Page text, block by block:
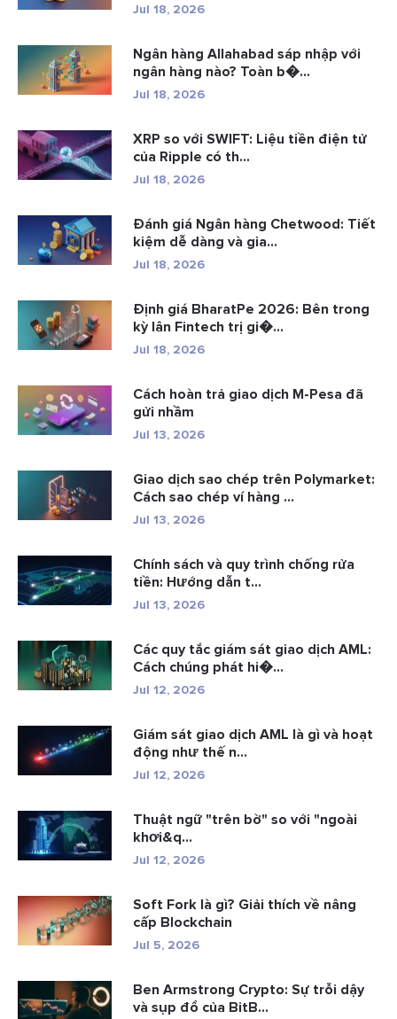
Jul 18, 2026
Ngân hàng Allahabad sáp nhập với
ngân hàng nào? Toàn b�...
Jul 18, 2026
XRP so với SWIFT: Liệu tiền điện tử
của Ripple có th...
Jul 18, 2026
Đánh giá Ngân hàng Chetwood: Tiết
kiệm dễ dàng và gia...
Jul 18, 2026
Định giá BharatPe 2026: Bên trong
kỳ lân Fintech trị gi�...
Jul 18, 2026
Cách hoàn trả giao dịch M-Pesa đã
gửi nhầm
Jul 13, 2026
Giao dịch sao chép trên Polymarket:
Cách sao chép ví hàng ...
Jul 13, 2026
Chính sách và quy trình chống rửa
tiền: Hướng dẫn t...
Jul 13, 2026
Các quy tắc giám sát giao dịch AML:
Cách chúng phát hi�...
Jul 12, 2026
Giám sát giao dịch AML là gì và hoạt
động như thế n...
Jul 12, 2026
Thuật ngữ "trên bờ" so với "ngoài
khơi&q...
Jul 12, 2026
Soft Fork là gì? Giải thích về nâng
cấp Blockchain
Jul 5, 2026
Ben Armstrong Crypto: Sự trỗi dậy
và sụp đổ của BitB...